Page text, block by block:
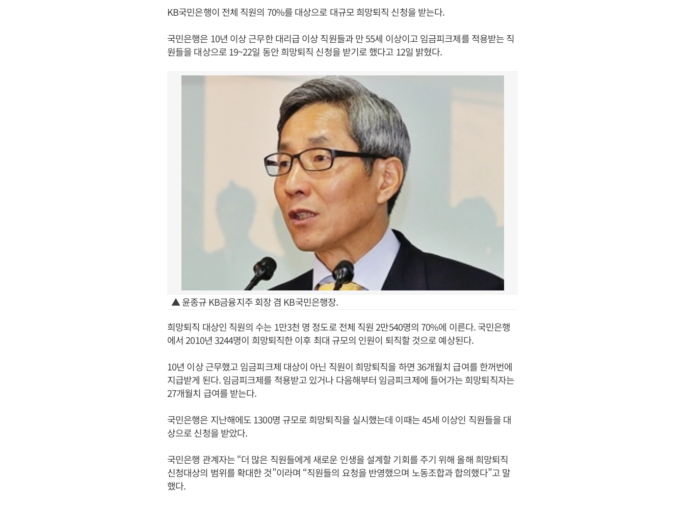
KB국민은행이 전체 직원의 70%를 대상으로 대규모 희망퇴직 신청을 받는다.
국민은행은 10년 이상 근무한 대리급 이상 직원들과 만 55세 이상이고 임금피크제를 적용받는 직
원들을 대상으로 19~22일 동안 희망퇴직 신청을 받기로 했다고 12일 밝혔다.
▲ 윤종규 KB금융지주 회장 겸 KB국민은행장.
희망퇴직 대상인 직원의 수는 1만3천 명 정도로 전체 직원 2만540명의 70%에 이른다. 국민은행
에서 2010년 3244명이 희망퇴직한 이후 최대 규모의 인원이 퇴직할 것으로 예상된다.
10년 이상 근무했고 임금피크제 대상이 아닌 직원이 희망퇴직을 하면 36개월치 급여를 한꺼번에
지급받게 된다. 임금피크제를 적용받고 있거나 다음해부터 임금피크제에 들어가는 희망퇴직자는
27개월치 급여를 받는다.
국민은행은 지난해에도 1300명 규모로 희망퇴직을 실시했는데 이때는 45세 이상인 직원들을 대
상으로 신청을 받았다.
국민은행 관계자는 “더 많은 직원들에게 새로운 인생을 설계할 기회를 주기 위해 올해 희망퇴직
신청대상의 범위를 확대한 것”이라며 “직원들의 요청을 반영했으며 노동조합과 합의했다”고 말
했다.